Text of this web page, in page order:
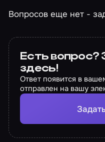
Вопросов еще нет -
Есть вопрос?
здесь!
Ответ появится в
отправлен на вашу